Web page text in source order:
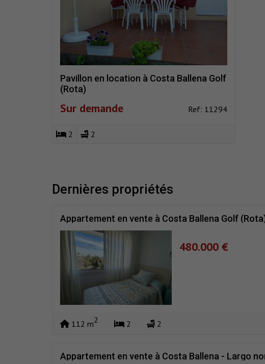
Pavillon en location à Costa Ballena Golf
(Rota)
Sur demande Ref: 11294
2 2
dernières propriétés
Appartement en vente à Costa Ballena Golf
480.000 €
112 m2 2 2
Appartement en vente à Costa Ballena - Largo